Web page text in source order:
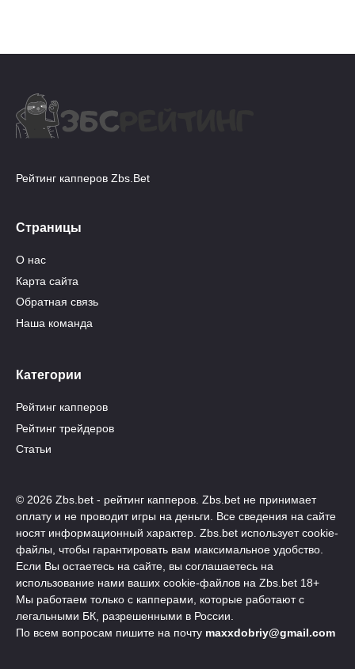
Рейтинг капперов Zbs.Bet
Страницы
О нас
Карта сайта
Обратная связь
Наша команда
Категории
Рейтинг капперов
Рейтинг трейдеров
Статьи
© 2026 Zbs.bet - рейтинг капперов. Zbs.bet не принимает
оплату и не проводит игры на деньги. Все сведения на сайте
носят информационный характер. Zbs.bet использует cookie-
файлы, чтобы гарантировать вам максимальное удобство.
Если Вы остаетесь на сайте, вы соглашаетесь на
использование нами ваших cookie-файлов на Zbs.bet 18+
Мы работаем только с капперами, которые работают с
легальными БК, разрешенными в России.
По всем вопросам пишите на почту maxxdobriy@gmail.com